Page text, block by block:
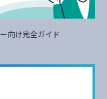
向け完全ガイド